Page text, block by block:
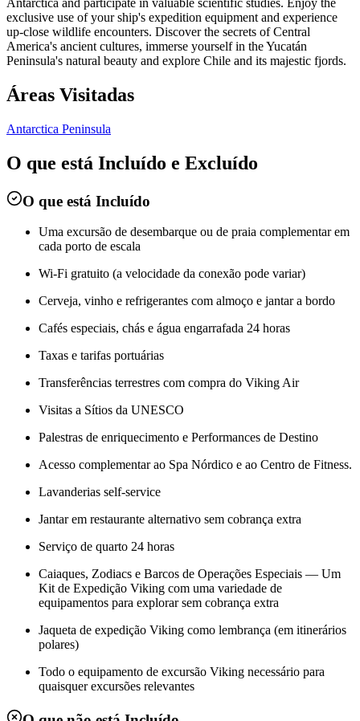
Antarctica and participate in valuable scientific studies. Enjoy the
exclusive use of your ship's expedition equipment and experience
up-close wildlife encounters. Discover the secrets of Central
America's ancient cultures, immerse yourself in the Yucatán
Peninsula's natural beauty and explore Chile and its majestic fjords.
Áreas Visitadas
Antarctica Peninsula
O que está Incluído e Excluído
O que está Incluído
Uma excursão de desembarque ou de praia complementar em
cada porto de escala
Wi-Fi gratuito (a velocidade da conexão pode variar)
Cerveja, vinho e refrigerantes com almoço e jantar a bordo
Cafés especiais, chás e água engarrafada 24 horas
Taxas e tarifas portuárias
Transferências terrestres com compra do Viking Air
Visitas a Sítios da UNESCO
Palestras de enriquecimento e Performances de Destino
Acesso complementar ao Spa Nórdico e ao Centro de Fitness.
Lavanderias self-service
Jantar em restaurante alternativo sem cobrança extra
Serviço de quarto 24 horas
Caiaques, Zodiacs e Barcos de Operações Especiais — Um
Kit de Expedição Viking com uma variedade de
equipamentos para explorar sem cobrança extra
Jaqueta de expedição Viking como lembrança (em itinerários
polares)
Todo o equipamento de excursão Viking necessário para
quaisquer excursões relevantes